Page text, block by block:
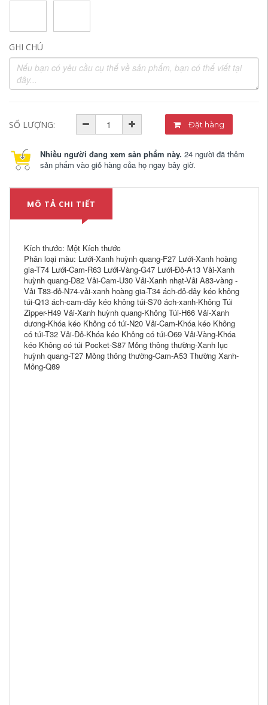
GHI CHÚ
SỐ LƯỢNG: Đặt hàng
Nhiều người đang xem sản phẩm này. 24 người đã thêm
sản phẩm vào giỏ hàng của họ ngay bây giờ.
MÔ TẢ CHI TIẾT
Kích thước: Một Kích thước
Phân loại màu: Lưới-Xanh huỳnh quang-F27 Lưới-Xanh hoàng
gia-T74 Lưới-Cam-R63 Lưới-Vàng-G47 Lưới-Đỏ-A13 Vải-Xanh
huỳnh quang-D82 Vải-Cam-U30 Vải-Xanh nhạt-Vải A83-vàng -
Vải T83-đỏ-N74-vải-xanh hoàng gia-T34 ách-đỏ-dây kéo không
túi-Q13 ách-cam-dây kéo không túi-S70 ách-xanh-Không Túi
Zipper-H49 Vải-Xanh huỳnh quang-Không Túi-H66 Vải-Xanh
dương-Khóa kéo Không có túi-N20 Vải-Cam-Khóa kéo Không
có túi-T32 Vải-Đỏ-Khóa kéo Không có túi-O69 Vải-Vàng-Khóa
kéo Không có túi Pocket-S87 Mỏng thông thường-Xanh lục
huỳnh quang-T27 Mỏng thông thường-Cam-A53 Thường Xanh-
Mỏng-Q89